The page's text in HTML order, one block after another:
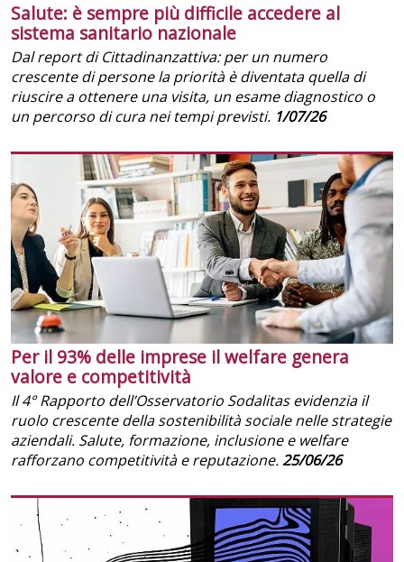
Salute: è sempre più difficile accedere al
sistema sanitario nazionale
Dal report di Cittadinanzattiva: per un numero
crescente di persone la priorità è diventata quella di
riuscire a ottenere una visita, un esame diagnostico o
un percorso di cura nei tempi previsti. 1/07/26
Per il 93% delle imprese il welfare genera
valore e competitività
Il 4° Rapporto dell’Osservatorio Sodalitas evidenzia il
ruolo crescente della sostenibilità sociale nelle strategie
aziendali. Salute, formazione, inclusione e welfare
rafforzano competitività e reputazione.25/06/26